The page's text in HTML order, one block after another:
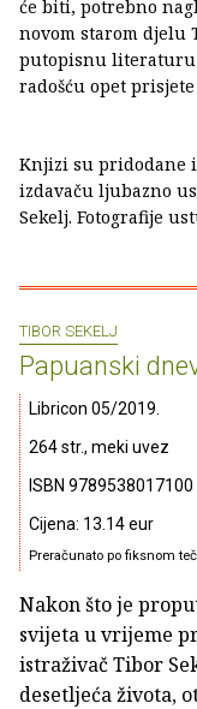
će biti, potrebno
novom starom djelu
putopisnu literaturu
radošću opet
Knjizi su pridodane
izdavaču ljubazno
Sekelj. Fotografije
TIBOR SEKELJ
Papuanski
Libricon 05/2019.
264 str., meki uvez
ISBN 9789538017100
Cijena: 13.14 eur
Preračunato po fiksnom
Nakon što je
svijeta u vrijeme
istraživač Tibor
desetljeća života,